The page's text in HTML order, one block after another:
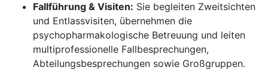
Fallführung & Visiten: Sie begleiten Zweitsichten
und Entlassvisiten, übernehmen die
psychopharmakologische Betreuung und leiten
multiprofessionelle Fallbesprechungen,
Abteilungsbesprechungen sowie Großgruppen.